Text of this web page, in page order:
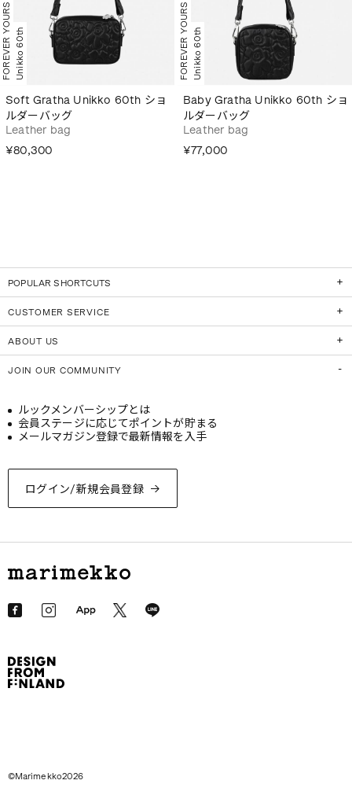
FOREVER YOURSUnikko 60th
Soft Gratha Unikko 60th ショ
ルダーバッグ
Leather bag
¥80,300
FOREVER YOURSUnikko 60th
Baby Gratha Unikko 60th ショ
ルダーバッグ
Leather bag
¥77,000
POPULAR SHORTCUTS
CUSTOMER SERVICE
ABOUT US
JOIN OUR COMMUNITY
ログイン/新規会員登録
ルックメンバーシップとは
会員ステージに応じてポイントが貯まる
メールマガジン登録で最新情報を入手
©Marimekko2026